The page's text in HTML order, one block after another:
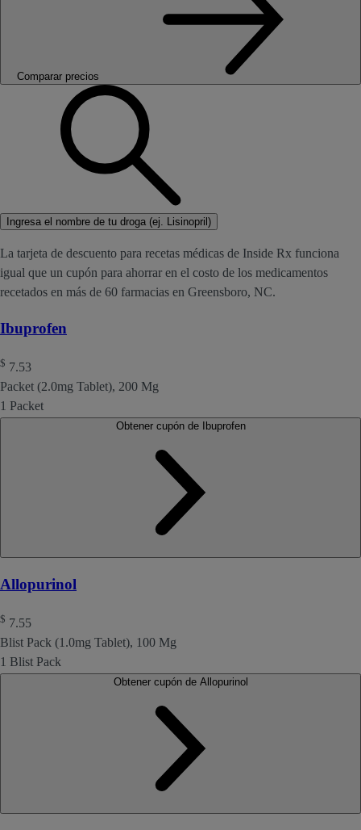
Comparar precios
Ingresa el nombre de tu droga (ej. Lisinopril)
La tarjeta de descuento para recetas médicas de Inside Rx funciona
igual que un cupón para ahorrar en el costo de los medicamentos
recetados en más de 60 farmacias en Greensboro, NC.
Ibuprofen
$ 7.53
Packet (2.0mg Tablet), 200 Mg
1 Packet
Obtener cupón de Ibuprofen
Allopurinol
$ 7.55
Blist Pack (1.0mg Tablet), 100 Mg
1 Blist Pack